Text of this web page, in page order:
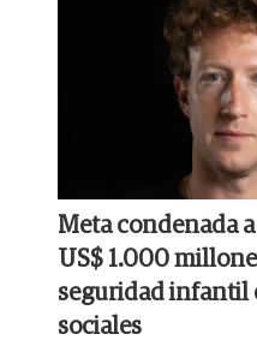
Meta condenada
US$ 1.000
seguridad infantil
sociales